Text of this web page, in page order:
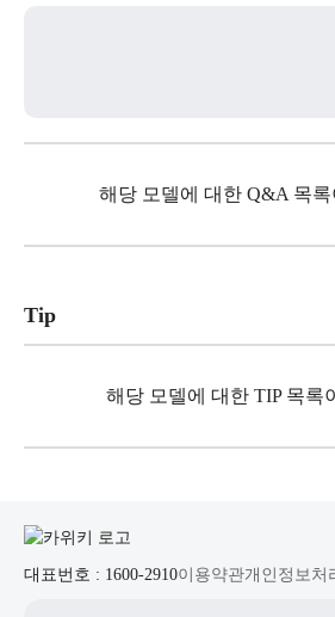
해당 모델에 대한 Q&A 목
Tip
해당 모델에 대한 TIP 목록
대표번호 : 1600-2910이용약관개인정보처